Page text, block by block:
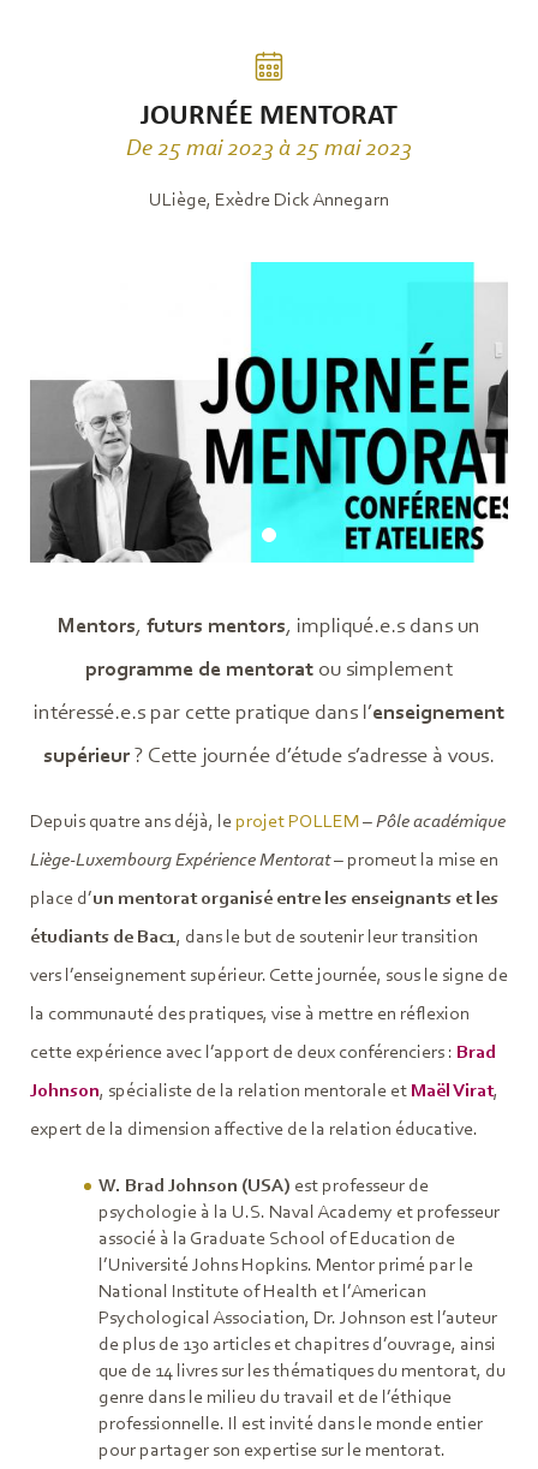
JOURNÉE MENTORAT
De 25 mai 2023 à 25 mai 2023
ULiège, Exèdre Dick Annegarn
Mentors, futurs mentors, impliqué.e.s dans un
programme de mentorat ou simplement
intéressé.e.s par cette pratique dans l’enseignement
supérieur ? Cette journée d’étude s’adresse à vous.
Depuis quatre ans déjà, le projet POLLEM –Pôle académique
Liège-Luxembourg Expérience Mentorat– promeut la mise en
place d’un mentorat organisé entre les enseignants et les
étudiants de Bac1, dans le but de soutenir leur transition
vers l’enseignement supérieur. Cette journée, sous le signe de
la communauté des pratiques, vise à mettre en réflexion
cette expérience avec l’apport de deux conférenciers : Brad
Johnson, spécialiste de la relation mentorale et Maël Virat,
expert de la dimension affective de la relation éducative.
W. Brad Johnson (USA) est professeur de
psychologie à la U.S. Naval Academy et professeur
associé à la Graduate School of Education de
l’Université Johns Hopkins. Mentor primé par le
National Institute of Health et l’American
Psychological Association, Dr. Johnson est l’auteur
de plus de 130 articles et chapitres d’ouvrage, ainsi
que de 14 livres sur les thématiques du mentorat, du
genre dans le milieu du travail et de l’éthique
professionnelle. Il est invité dans le monde entier
pour partager son expertise sur le mentorat.